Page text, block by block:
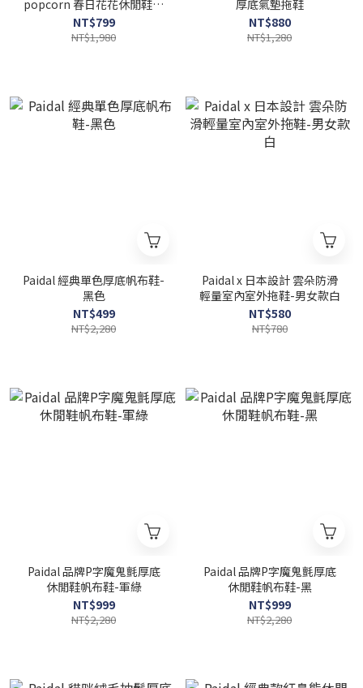
popcorn 春日花花休閒鞋懶
人鞋不彎腰鞋-綠
NT$799
NT$1,980
厚底氣墊拖鞋
NT$880
NT$1,280
Paidal 經典單色厚底帆布鞋-
黑色
NT$499
NT$2,280
Paidal x 日本設計 雲朵防滑
輕量室內室外拖鞋-男女款白
NT$580
NT$780
Paidal 品牌P字魔鬼氈厚底
休閒鞋帆布鞋-軍綠
NT$999
NT$2,280
Paidal 品牌P字魔鬼氈厚底
休閒鞋帆布鞋-黑
NT$999
NT$2,280